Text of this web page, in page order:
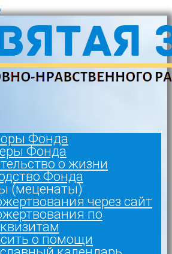
Фонда
Фонда
о жизни
Фонда
(меценаты)
через сайт
по
о помощи